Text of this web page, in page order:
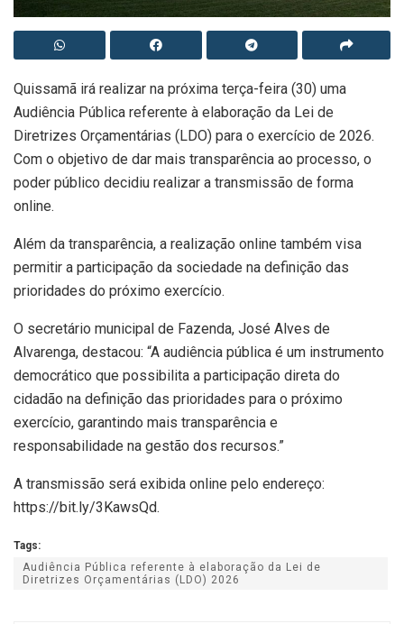
Quissamã irá realizar na próxima terça-feira (30) uma
Audiência Pública referente à elaboração da Lei de
Diretrizes Orçamentárias (LDO) para o exercício de 2026.
Com o objetivo de dar mais transparência ao processo, o
poder público decidiu realizar a transmissão de forma
online.
Além da transparência, a realização online também visa
permitir a participação da sociedade na definição das
prioridades do próximo exercício.
O secretário municipal de Fazenda, José Alves de
Alvarenga, destacou: “A audiência pública é um instrumento
democrático que possibilita a participação direta do
cidadão na definição das prioridades para o próximo
exercício, garantindo mais transparência e
responsabilidade na gestão dos recursos.”
A transmissão será exibida online pelo endereço:
https://bit.ly/3KawsQd.
Tags:
Audiência Pública referente à elaboração da Lei de
Diretrizes Orçamentárias (LDO) 2026